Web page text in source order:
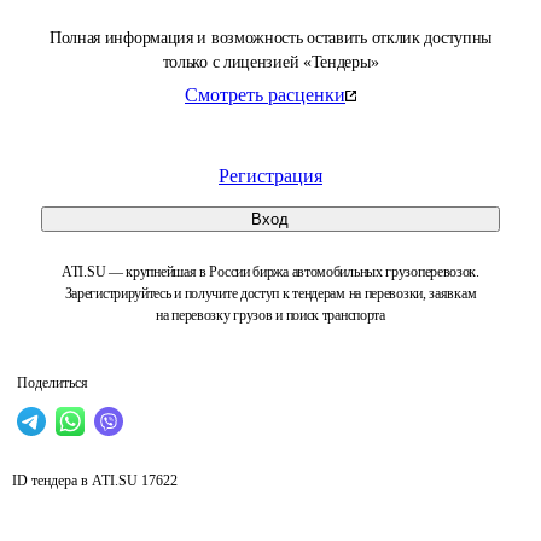
Полная информация и возможность оставить отклик доступны
только с лицензией «Тендеры»
Смотреть расценки
Регистрация
Вход
ATI.SU — крупнейшая в России биржа автомобильных грузоперевозок.
Зарегистрируйтесь и получите доступ к тендерам на перевозки, заявкам
на перевозку грузов и поиск транспорта
Поделиться
ID тендера в ATI.SU 17622